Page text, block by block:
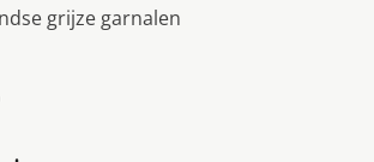
grijze garnalen